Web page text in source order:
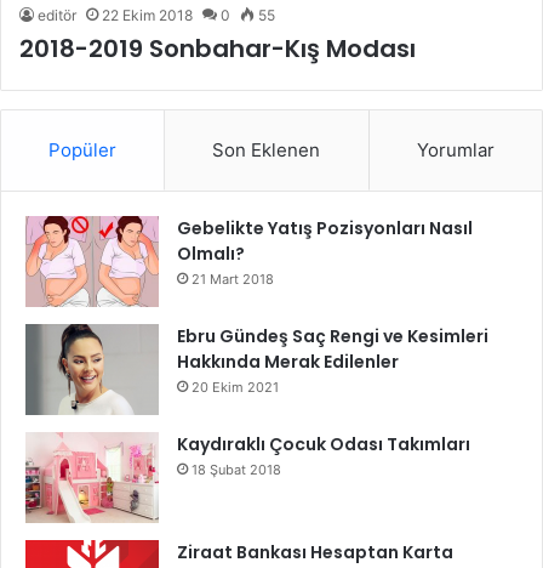
editör 22 Ekim 2018 0 55
2018-2019 Sonbahar-Kış Modası
Popüler Son Eklenen Yorumlar
Gebelikte Yatış Pozisyonları Nasıl
Olmalı?
21 Mart 2018
Ebru Gündeş Saç Rengi ve Kesimleri
Hakkında Merak Edilenler
20 Ekim 2021
Kaydıraklı Çocuk Odası Takımları
18 Şubat 2018
Ziraat Bankası Hesaptan Karta